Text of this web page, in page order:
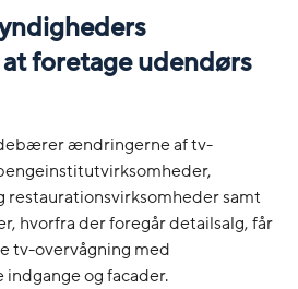
foretage udendørs
ændringerne af tv-
restaurationsvirksomheder samt
hvorfra der foregår detailsalg, får
tv-overvågning med
og facader.